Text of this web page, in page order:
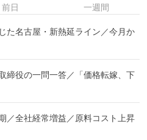
た名古屋・新熱延ライン／今月か
締役の一問一答／「価格転嫁、下
／全社経常増益／原料コスト上昇
前日 一週間